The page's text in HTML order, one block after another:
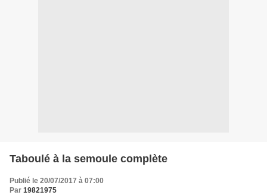
Taboulé à la semoule complète
Publié le 20/07/2017 à 07:00
Par 19821975